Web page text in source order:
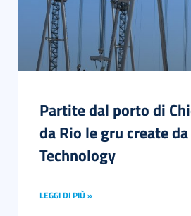
English
Partite dal porto di
da Rio le gru create
Technology
LEGGI DI PIÙ »